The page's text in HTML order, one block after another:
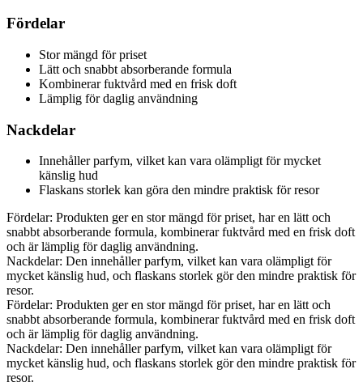
Fördelar
Stor mängd för priset
Lätt och snabbt absorberande formula
Kombinerar fuktvård med en frisk doft
Lämplig för daglig användning
Nackdelar
Innehåller parfym, vilket kan vara olämpligt för mycket
känslig hud
Flaskans storlek kan göra den mindre praktisk för resor
Fördelar: Produkten ger en stor mängd för priset, har en lätt och
snabbt absorberande formula, kombinerar fuktvård med en frisk doft
och är lämplig för daglig användning.
Nackdelar: Den innehåller parfym, vilket kan vara olämpligt för
mycket känslig hud, och flaskans storlek gör den mindre praktisk för
resor.
Fördelar: Produkten ger en stor mängd för priset, har en lätt och
snabbt absorberande formula, kombinerar fuktvård med en frisk doft
och är lämplig för daglig användning.
Nackdelar: Den innehåller parfym, vilket kan vara olämpligt för
mycket känslig hud, och flaskans storlek gör den mindre praktisk för
resor.